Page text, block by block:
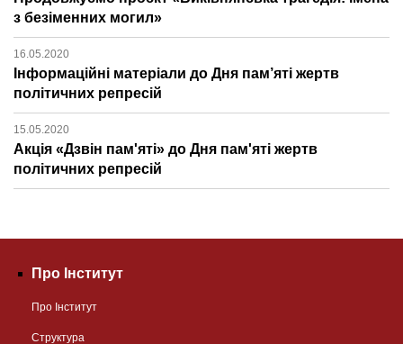
з безіменних могил»
16.05.2020
Інформаційні матеріали до Дня пам’яті жертв
політичних репресій
15.05.2020
Акція «Дзвін пам'яті» до Дня пам'яті жертв
політичних репресій
Про Інститут
Про Інститут
Структура